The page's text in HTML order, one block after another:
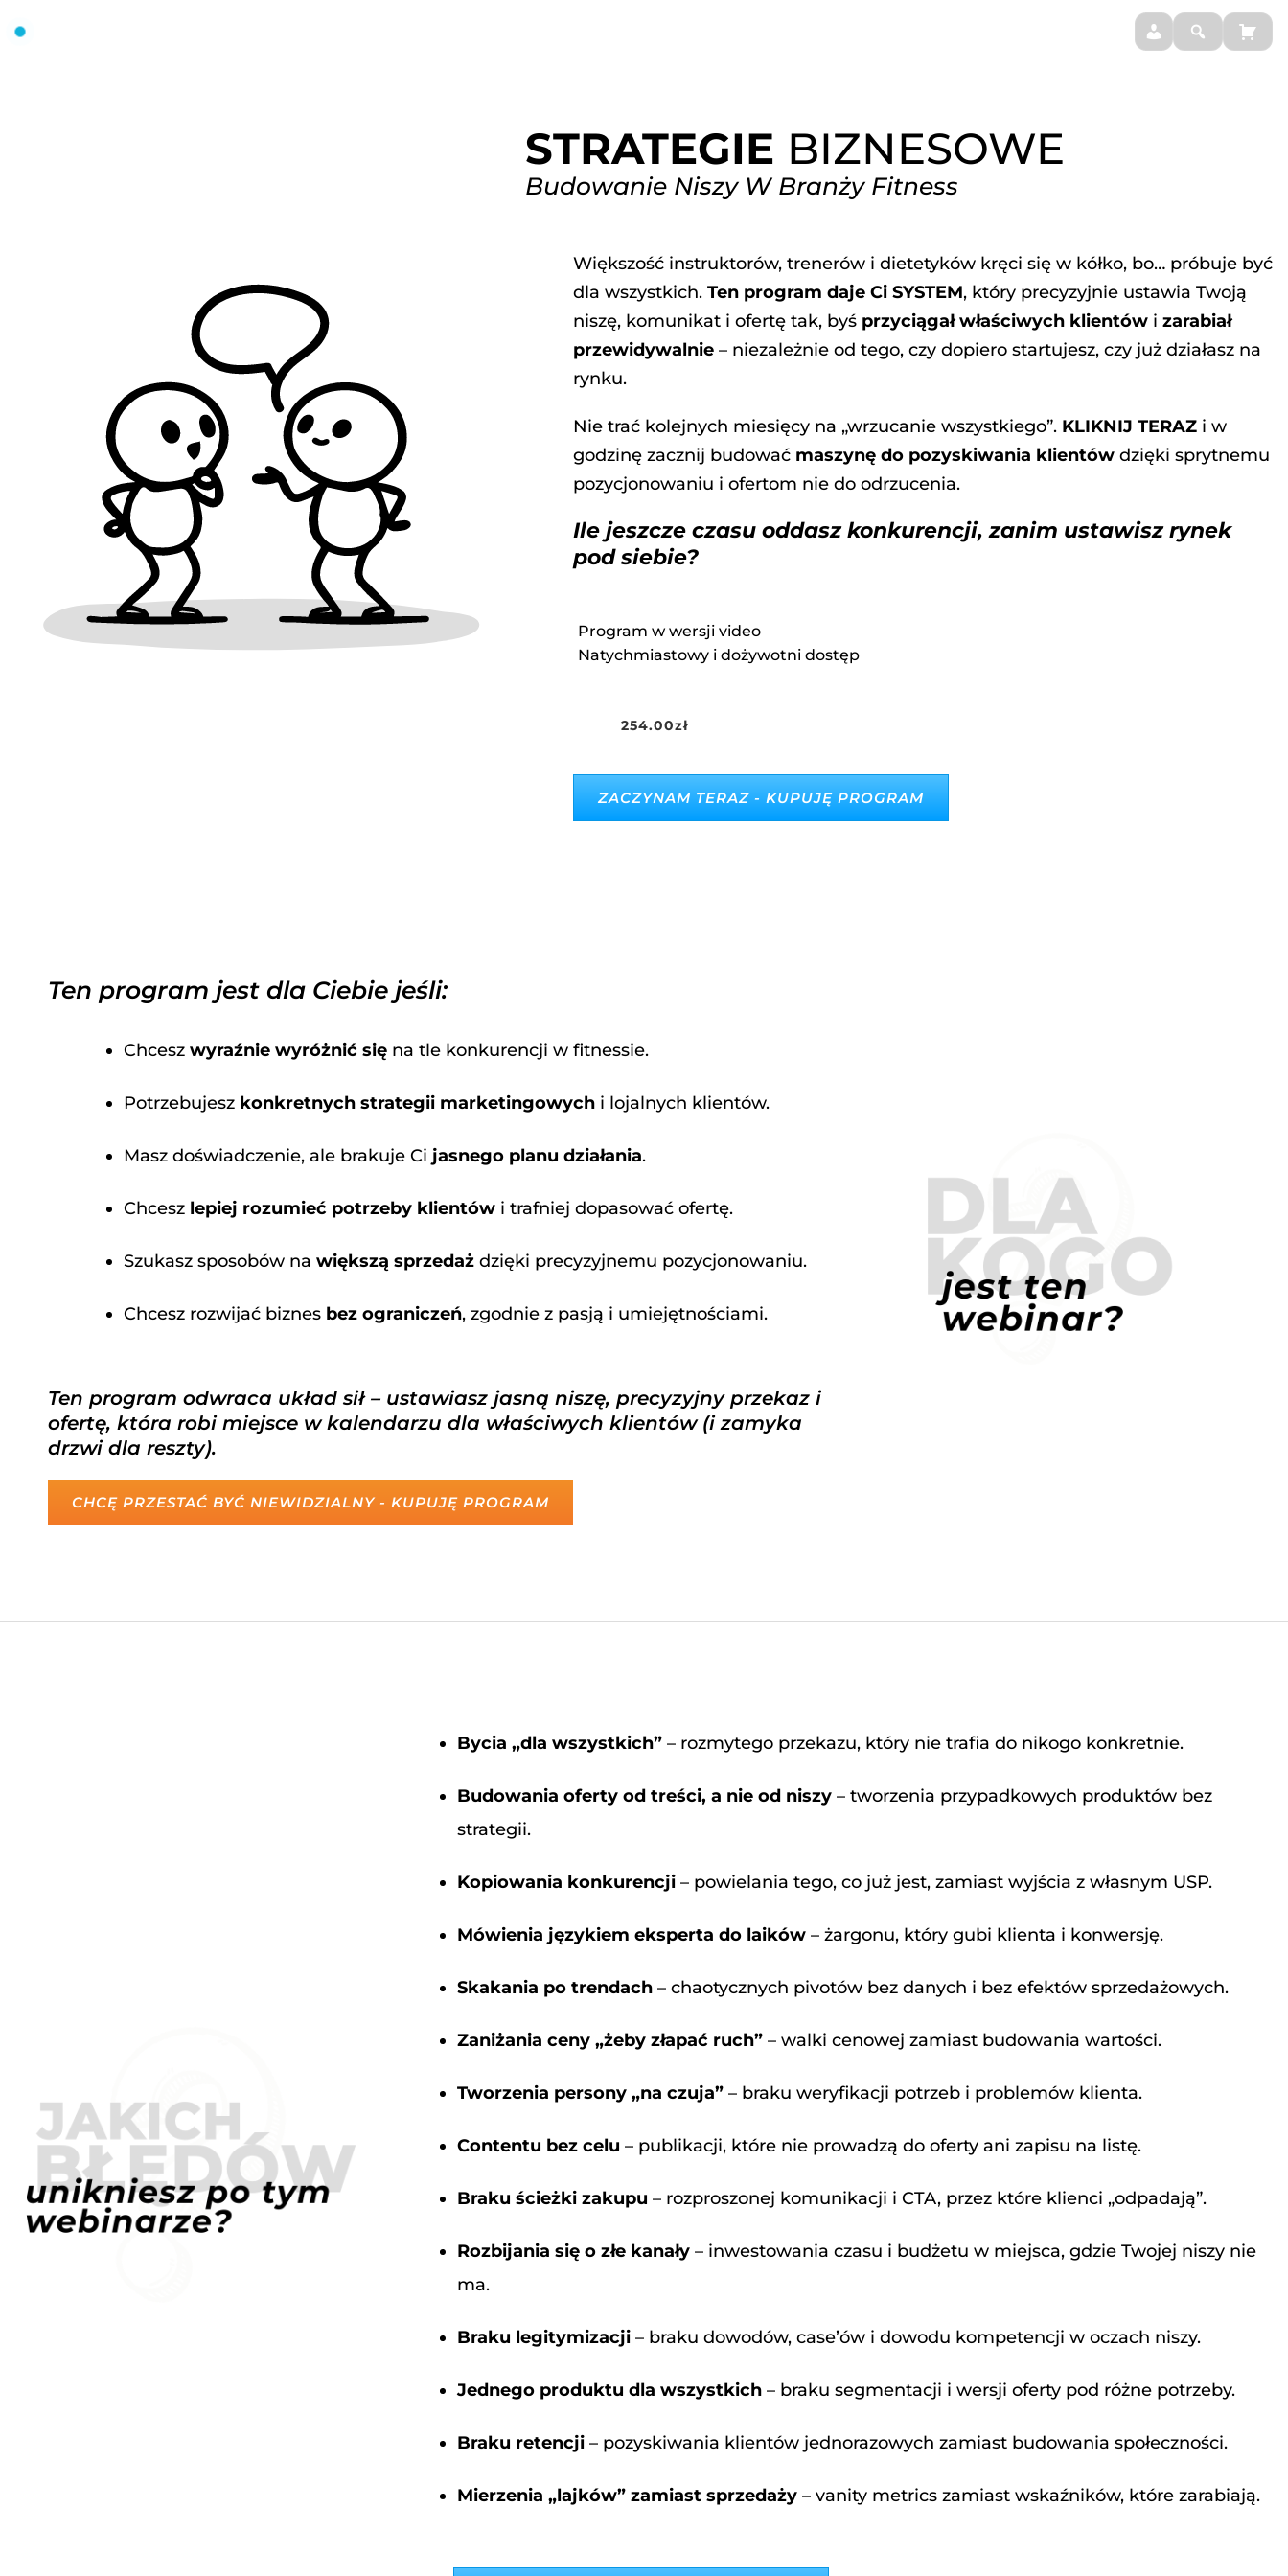
FIT MAKER MAREK FISCHER
STRATEGIE BIZNESOWE
Budowanie Niszy W Branży Fitness
Większość instruktorów, trenerów i dietetyków kręci się w kółko, bo… próbuje być
dla wszystkich. Ten program daje Ci SYSTEM, który precyzyjnie ustawia Twoją
niszę, komunikat i ofertę tak, byś przyciągał właściwych klientówi zarabiał
przewidywalnie– niezależnie od tego, czy dopiero startujesz, czy już działasz na
rynku.
Nie trać kolejnych miesięcy na „wrzucanie wszystkiego”. KLIKNIJ TERAZi w
godzinę zacznij budować maszynę do pozyskiwania klientówdzięki sprytnemu
pozycjonowaniu i ofertom nie do odrzucenia.
Ile jeszcze czasu oddasz konkurencji, zanim ustawisz rynek
pod siebie?
Program w wersji video
Natychmiastowy i dożywotni dostęp
254.00zł
ZACZYNAM TERAZ - KUPUJĘ PROGRAM
Ten program jest dla Ciebie jeśli:
Chcesz wyraźnie wyróżnić się na tle konkurencji w fitnessie.
Potrzebujesz konkretnych strategii marketingowych i lojalnych klientów.
Masz doświadczenie, ale brakuje Ci jasnego planu działania.
Chcesz lepiej rozumieć potrzeby klientów i trafniej dopasować ofertę.
Szukasz sposobów na większą sprzedaż dzięki precyzyjnemu pozycjonowaniu.
Chcesz rozwijać biznes bez ograniczeń, zgodnie z pasją i umiejętnościami.
Ten program odwraca układ sił – ustawiasz jasną niszę, precyzyjny przekaz i
ofertę, która robi miejsce w kalendarzu dla właściwych klientów (i zamyka
drzwi dla reszty).
CHCĘ PRZESTAĆ BYĆ NIEWIDZIALNY - KUPUJĘ PROGRAM
Bycia „dla wszystkich” – rozmytego przekazu, który nie trafia do nikogo konkretnie.
Budowania oferty od treści, a nie od niszy – tworzenia przypadkowych produktów bez
strategii.
Kopiowania konkurencji – powielania tego, co już jest, zamiast wyjścia z własnym USP.
Mówienia językiem eksperta do laików – żargonu, który gubi klienta i konwersję.
Skakania po trendach – chaotycznych pivotów bez danych i bez efektów sprzedażowych.
Zaniżania ceny „żeby złapać ruch” – walki cenowej zamiast budowania wartości.
Tworzenia persony „na czuja” – braku weryfikacji potrzeb i problemów klienta.
Contentu bez celu – publikacji, które nie prowadzą do oferty ani zapisu na listę.
Braku ścieżki zakupu – rozproszonej komunikacji i CTA, przez które klienci „odpadają”.
Rozbijania się o złe kanały – inwestowania czasu i budżetu w miejsca, gdzie Twojej niszy nie
ma.
Braku legitymizacji – braku dowodów, case’ów i dowodu kompetencji w oczach niszy.
Jednego produktu dla wszystkich – braku segmentacji i wersji oferty pod różne potrzeby.
Braku retencji – pozyskiwania klientów jednorazowych zamiast budowania społeczności.
Mierzenia „lajków” zamiast sprzedaży – vanity metrics zamiast wskaźników, które zarabiają.